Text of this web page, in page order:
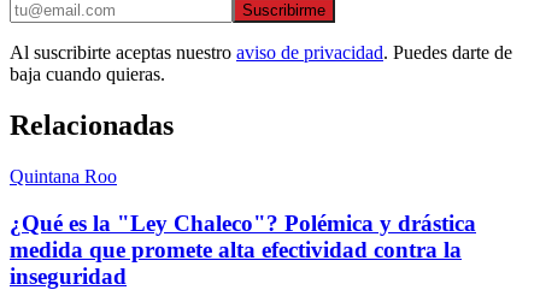
Suscribirme
Al suscribirte aceptas nuestro aviso de privacidad. Puedes darte de
baja cuando quieras.
Relacionadas
Quintana Roo
¿Qué es la "Ley Chaleco"? Polémica y drástica
medida que promete alta efectividad contra la
inseguridad